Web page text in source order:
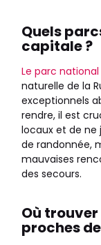
Quels
capitale ?
Le parc
naturelle de la
exceptionnels
rendre, il est
locaux et de ne
de randonnée,
mauvaises
des secours.
Où
proches